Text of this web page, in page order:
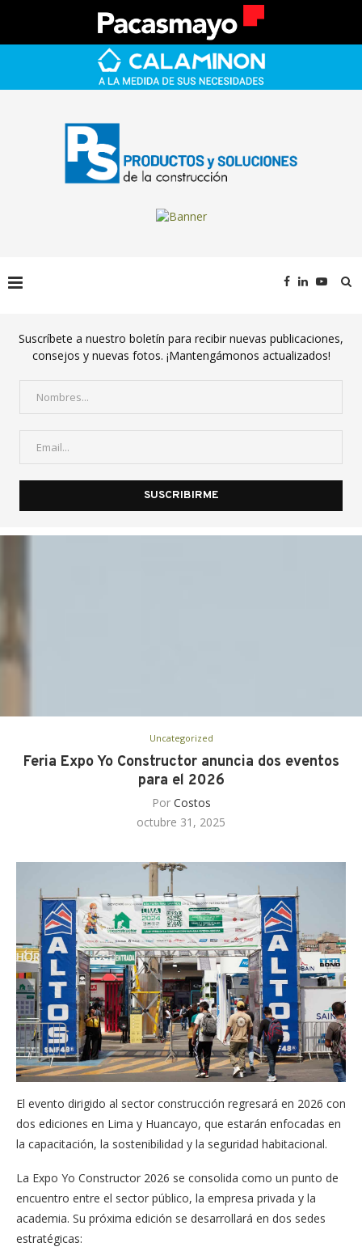
Suscríbete a nuestro boletín para recibir nuevas publicaciones,
consejos y nuevas fotos. ¡Mantengámonos actualizados!
Uncategorized
Feria Expo Yo Constructor anuncia dos eventos
para el 2026
Por Costos
octubre 31, 2025
El evento dirigido al sector construcción regresará en 2026 con
dos ediciones en Lima y Huancayo, que estarán enfocadas en
la capacitación, la sostenibilidad y la seguridad habitacional.
La Expo Yo Constructor 2026 se consolida como un punto de
encuentro entre el sector público, la empresa privada y la
academia. Su próxima edición se desarrollará en dos sedes
estratégicas: